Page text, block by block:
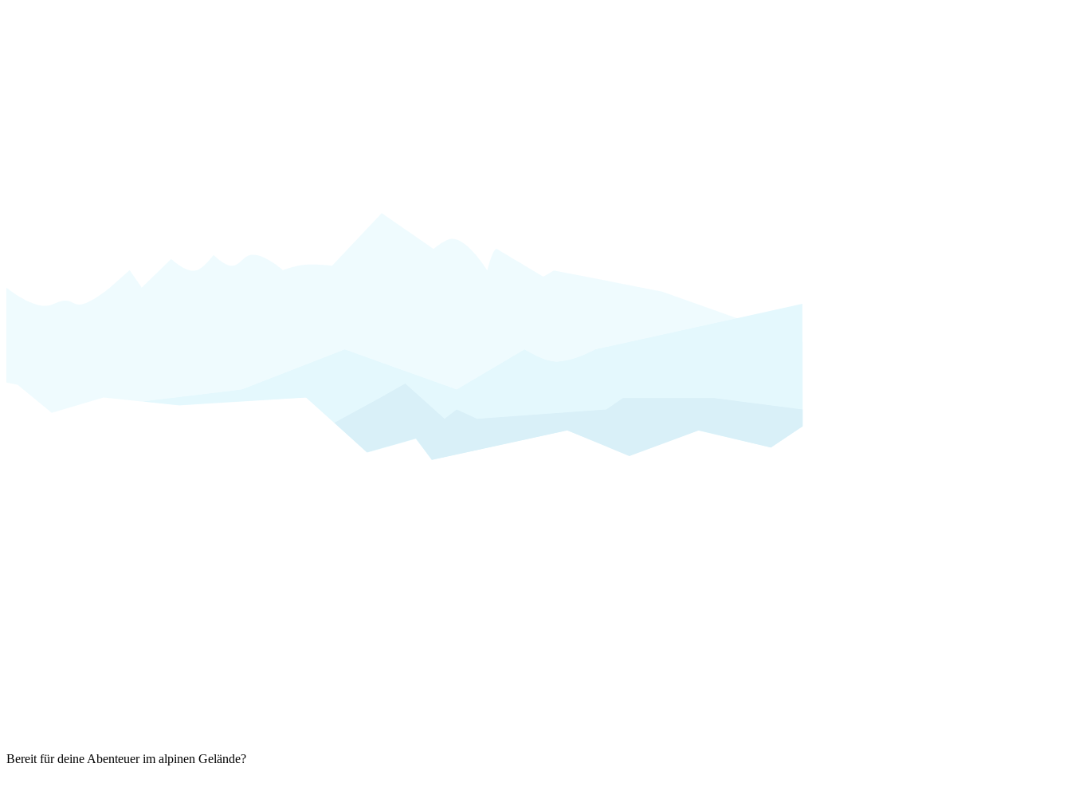
Bereit für deine Abenteuer im alpinen Gelände?